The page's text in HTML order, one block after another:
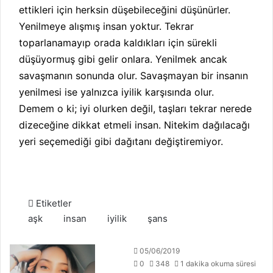
ettikleri için herksin düşebileceğini düşünürler.
Yenilmeye alışmış insan yoktur. Tekrar
toparlanamayıp orada kaldıkları için sürekli
düşüyormuş gibi gelir onlara. Yenilmek ancak
savaşmanın sonunda olur. Savaşmayan bir insanın
yenilmesi ise yalnızca iyilik karşısında olur.
Demem o ki; iyi olurken değil, taşları tekrar nerede
dizeceğine dikkat etmeli insan. Nitekim dağılacağı
yeri seçemediği gibi dağıtanı değiştiremiyor.
Etiketler
aşk
insan iyilik şans
05/06/2019
0
348 1 dakika okuma süresi